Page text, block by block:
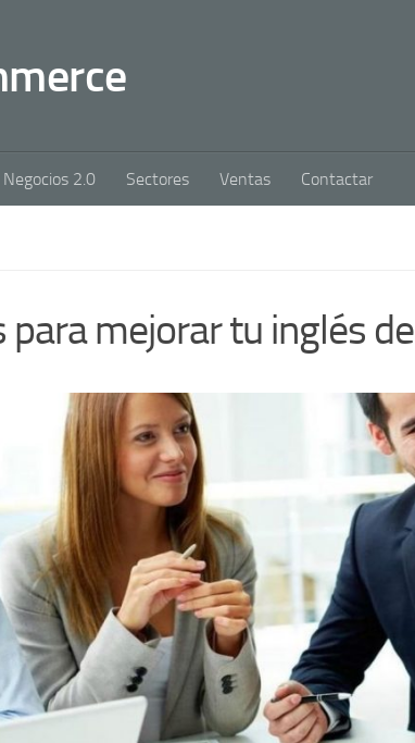
Negocios 2.0 Sectores Ventas Contactar
para mejorar tu inglés